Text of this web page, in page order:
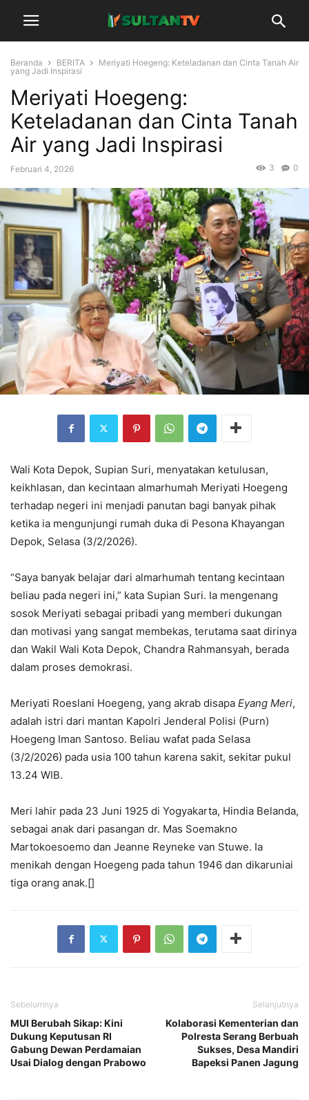
Beranda BERITA
Meriyati Hoegeng: Keteladanan dan Cinta Tanah Air
yang Jadi Inspirasi
Meriyati Hoegeng:
Keteladanan dan Cinta Tanah
Air yang Jadi Inspirasi
Februari 4, 2026 0
3
Wali Kota Depok, Supian Suri, menyatakan ketulusan,
keikhlasan, dan kecintaan almarhumah Meriyati Hoegeng
terhadap negeri ini menjadi panutan bagi banyak pihak
ketika ia mengunjungi rumah duka di Pesona Khayangan
Depok, Selasa (3/2/2026).
“Saya banyak belajar dari almarhumah tentang kecintaan
beliau pada negeri ini,” kata Supian Suri. Ia mengenang
sosok Meriyati sebagai pribadi yang memberi dukungan
dan motivasi yang sangat membekas, terutama saat dirinya
dan Wakil Wali Kota Depok, Chandra Rahmansyah, berada
dalam proses demokrasi.
Meriyati Roeslani Hoegeng, yang akrab disapa Eyang Meri,
adalah istri dari mantan Kapolri Jenderal Polisi (Purn)
Hoegeng Iman Santoso. Beliau wafat pada Selasa
(3/2/2026) pada usia 100 tahun karena sakit, sekitar pukul
13.24 WIB.
Meri lahir pada 23 Juni 1925 di Yogyakarta, Hindia Belanda,
sebagai anak dari pasangan dr. Mas Soemakno
Martokoesoemo dan Jeanne Reyneke van Stuwe. Ia
menikah dengan Hoegeng pada tahun 1946 dan dikaruniai
tiga orang anak.[]
Sebelumnya
MUI Berubah Sikap: Kini
Dukung Keputusan RI
Gabung Dewan Perdamaian
Usai Dialog dengan Prabowo
Selanjutnya
Kolaborasi Kementerian dan
Polresta Serang Berbuah
Sukses, Desa Mandiri
Bapeksi Panen Jagung